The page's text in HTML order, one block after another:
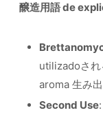
醸造用語 de
utilizadoさ
aroma 生み
Second Use